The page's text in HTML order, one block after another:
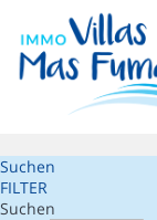
Suchen
FILTER
Suchen